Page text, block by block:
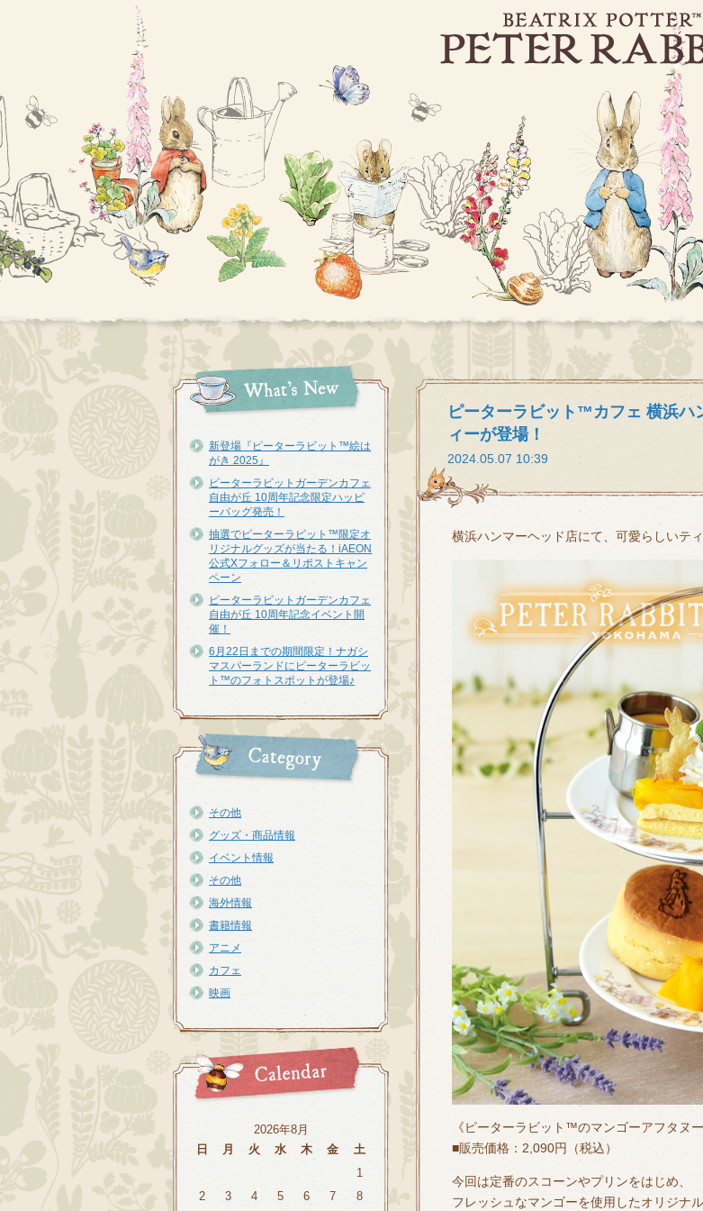
新登場『ピーターラビット™︎絵は
がき 2025』
ピーターラビットガーデンカフェ
自由が丘 10周年記念限定ハッピ
ーバッグ発売！
抽選でピーターラビット™限定オ
リジナルグッズが当たる！iAEON
公式Xフォロー＆リポストキャン
ペーン
ピーターラビットガーデンカフェ
自由が丘 10周年記念イベント開
催！
6月22日までの期間限定！ナガシ
マスパーランドにピーターラビッ
ト™のフォトスポットが登場♪
その他
グッズ・商品情報
イベント情報
その他
海外情報
書籍情報
アニメ
カフェ
映画
2026年8月
日
月 火 水 木 金
土
1
2
3 4 5 6 7 8
ピーターラビット™カフェ 横浜
ィーが登場！
2024.05.07 10:39
横浜ハンマーヘッド店にて、可愛らしいテ
《ピーターラビット™のマンゴーアフタヌー
■販売価格：2,090円（税込）
今回は定番のスコーンやプリンをはじめ、
フレッシュなマンゴーを使用したオリジナ